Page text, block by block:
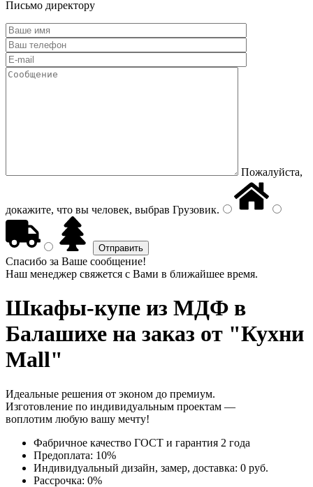
Письмо директору
Пожалуйста,
докажите, что вы человек, выбрав Грузовик.
Спасибо за Ваше сообщение!
Наш менеджер свяжется с Вами в ближайшее время.
Шкафы-купе из МДФ в
Балашихе на заказ от "Кухни
Mall"
Идеальные решения от эконом до премиум.
Изготовление по индивидуальным проектам —
воплотим любую вашу мечту!
Фабричное качество ГОСТ и гарантия 2 года
Предоплата: 10%
Индивидуальный дизайн, замер, доставка: 0 руб.
Рассрочка: 0%